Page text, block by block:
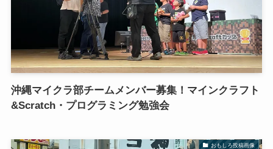
沖縄マイクラ部チームメンバー募集！マインクラフト
&Scratch・プログラミング勉強会
おもしろ投稿画像